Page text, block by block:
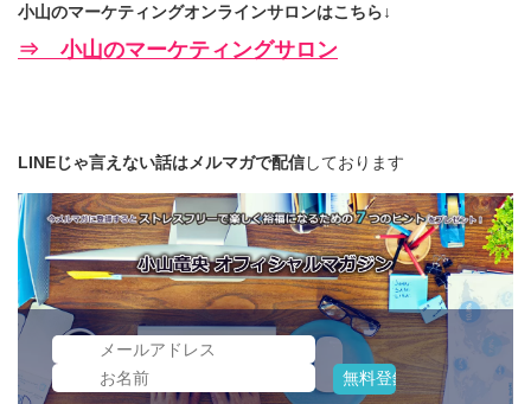
小山のマーケティングオンラインサロンはこちら↓
⇒ 小山のマーケティングサロン
LINEじゃ言えない話はメルマガで配信しております